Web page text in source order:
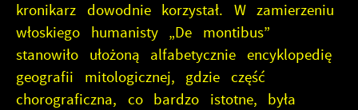
kronikarz dowodnie korzystał. W zamierzeniu
włoskiego humanisty „De montibus”
stanowiło ułożoną alfabetycznie encyklopedię
geografii mitologicznej, gdzie część
chorograficzna, co bardzo istotne, była